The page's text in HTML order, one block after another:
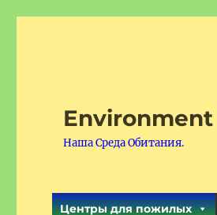
Наша Среда Обитания.
Центры для пожилых